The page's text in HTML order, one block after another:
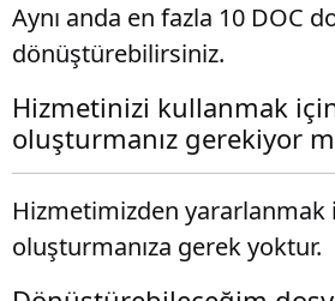
Aynı anda en fazla 10 DOC
dönüştürebilirsiniz.
Hizmetinizi kullanmak
oluşturmanız gerekiyor
Hizmetimizden yararlanmak
oluşturmanıza gerek yoktur.